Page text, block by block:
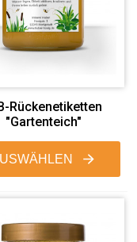
Rückenetiketten
"Gartenteich"